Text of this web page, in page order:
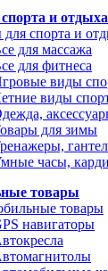
и отдыха
спорта и
для массажа
для фитнеса
виды
виды
для зимы
часы,
товары
товары
навигаторы